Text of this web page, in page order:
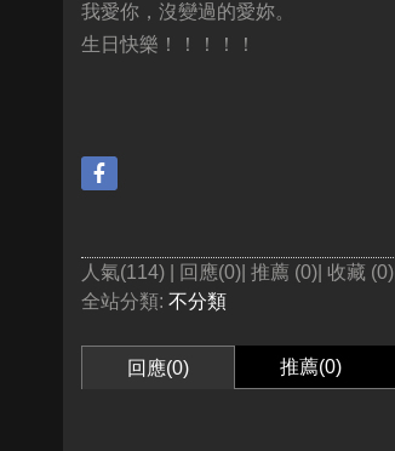
我愛你，沒變過的愛妳。
生日快樂！！！！！
人氣(114) | 回應(0)| 推薦 (0)| 收藏 (0)|
全站分類: 不分類
回應(0) 推薦(0)